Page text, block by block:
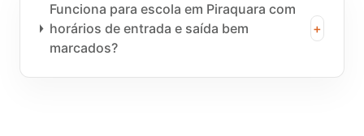
Funciona para escola em Piraquara com
horários de entrada e saída bem
marcados?
+